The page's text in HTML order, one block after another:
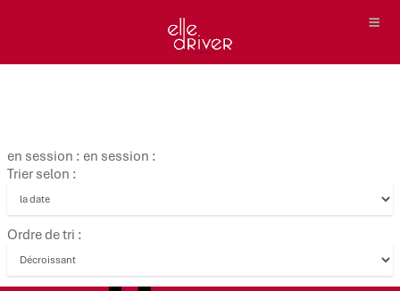
en session : en session :
Trier selon :
Ordre de tri :